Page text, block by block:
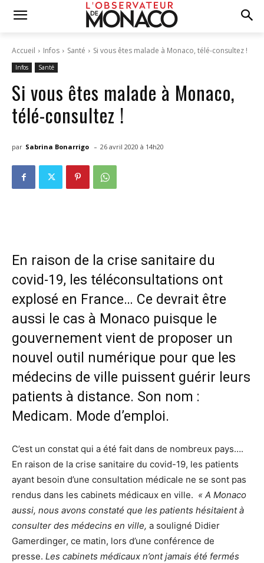
Accueil Infos Santé Si vous êtes malade à Monaco, télé-consultez !
Infos Santé
Si vous êtes malade à Monaco,
télé-consultez !
par Sabrina Bonarrigo - 26 avril 2020 à 14h20
En raison de la crise sanitaire du
covid-19, les téléconsultations ont
explosé en France… Ce devrait être
aussi le cas à Monaco puisque le
gouvernement vient de proposer un
nouvel outil numérique pour que les
médecins de ville puissent guérir leurs
patients à distance. Son nom :
Medicam. Mode d’emploi.
C’est un constat qui a été fait dans de nombreux pays….
En raison de la crise sanitaire du covid-19, les patients
ayant besoin d’une consultation médicale ne se sont pas
rendus dans les cabinets médicaux en ville. « A Monaco
aussi, nous avons constaté que les patients hésitaient à
consulter des médecins en ville, a souligné Didier
Gamerdinger, ce matin, lors d’une conférence de
presse. Les cabinets médicaux n’ont jamais été fermés